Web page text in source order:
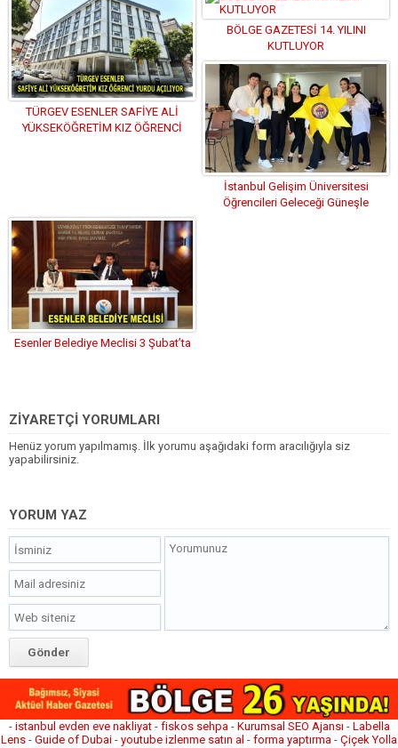
TÜRGEV ESENLER SAFİYE ALİ
YÜKSEKÖĞRETİM KIZ ÖĞRENCİ
BÖLGE GAZETESİ 14. YILINI
KUTLUYOR
İstanbul Gelişim Üniversitesi
Öğrencileri Geleceği Güneşle
Esenler Belediye Meclisi 3 Şubat’ta
ZİYARETÇİ YORUMLARI
Henüz yorum yapılmamış. İlk yorumu aşağıdaki form aracılığıyla siz
yapabilirsiniz.
YORUM YAZ
- istanbul evden eve nakliyat- fiskos sehpa- Kurumsal SEO Ajansı - Labella
Lens - Guide of Dubai - youtube izlenme satın al - forma yaptırma - Çiçek Yolla